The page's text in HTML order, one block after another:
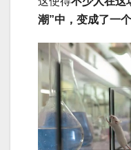
潮”中，变成了一